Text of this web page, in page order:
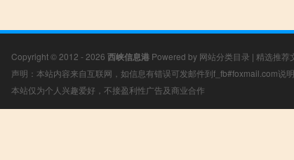
Copyright © 2012 - 2026 西峡信息港 Powered by 网站分类目录 | 精选推荐
声明：本站内容来自互联网，如信息有错误可发邮件到f_fb#foxmail.com说
本站仅为个人兴趣爱好，不接盈利性广告及商业合作